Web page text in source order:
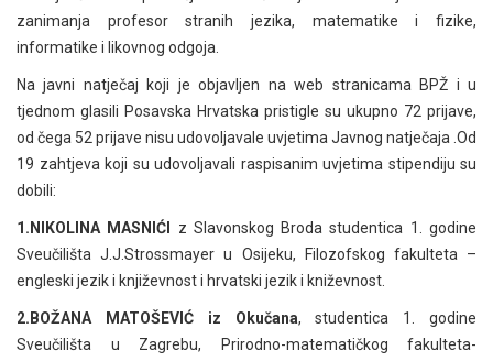
zanimanja profesor stranih jezika, matematike i fizike,
informatike i likovnog odgoja.
Na javni natječaj koji je objavljen na web stranicama BPŽ i u
tjednom glasili Posavska Hrvatska pristigle su ukupno 72 prijave,
od čega 52 prijave nisu udovoljavale uvjetima Javnog natječaja .Od
19 zahtjeva koji su udovoljavali raspisanim uvjetima stipendiju su
dobili:
1.NIKOLINA MASNIĆI
z Slavonskog Broda studentica 1. godine
Sveučilišta J.J.Strossmayer u Osijeku, Filozofskog fakulteta –
engleski jezik i književnost i hrvatski jezik i kniževnost.
2.BOŽANA MATOŠEVIĆ iz Okučana, studentica 1. godine
Sveučilišta u Zagrebu, Prirodno-matematičkog fakulteta-